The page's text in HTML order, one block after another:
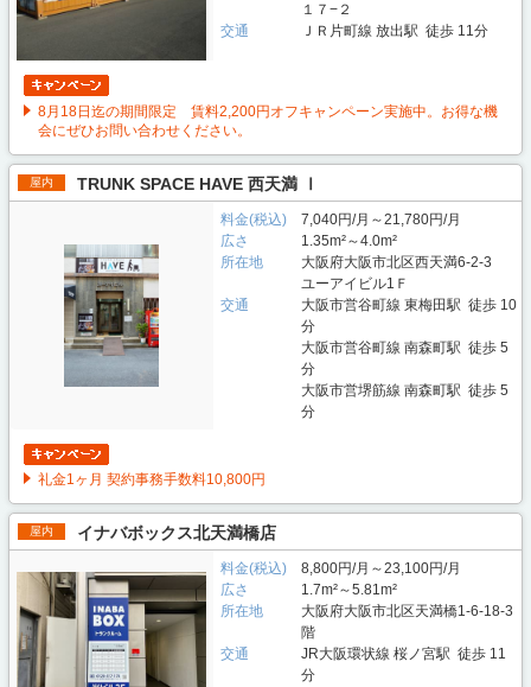
１７−２
交通
ＪＲ片町線 放出駅 徒歩 11分
8月18日迄の期間限定 賃料2,200円オフキャンペーン実施中。お得な機
会にぜひお問い合わせください。
屋内 TRUNK SPACE HAVE 西天満 Ⅰ
料金(税込)
7,040円/月～21,780円/月
広さ
1.35m²～4.0m²
所在地
大阪府大阪市北区西天満6-2-3
ユーアイビル1Ｆ
交通
大阪市営谷町線 東梅田駅 徒歩 10
分
大阪市営谷町線 南森町駅 徒歩 5
分
大阪市営堺筋線 南森町駅 徒歩 5
分
礼金1ヶ月 契約事務手数料10,800円
屋内 イナバボックス北天満橋店
料金(税込)
8,800円/月～23,100円/月
広さ
1.7m²～5.81m²
所在地
大阪府大阪市北区天満橋1-6-18-3
階
交通
JR大阪環状線 桜ノ宮駅 徒歩 11
分